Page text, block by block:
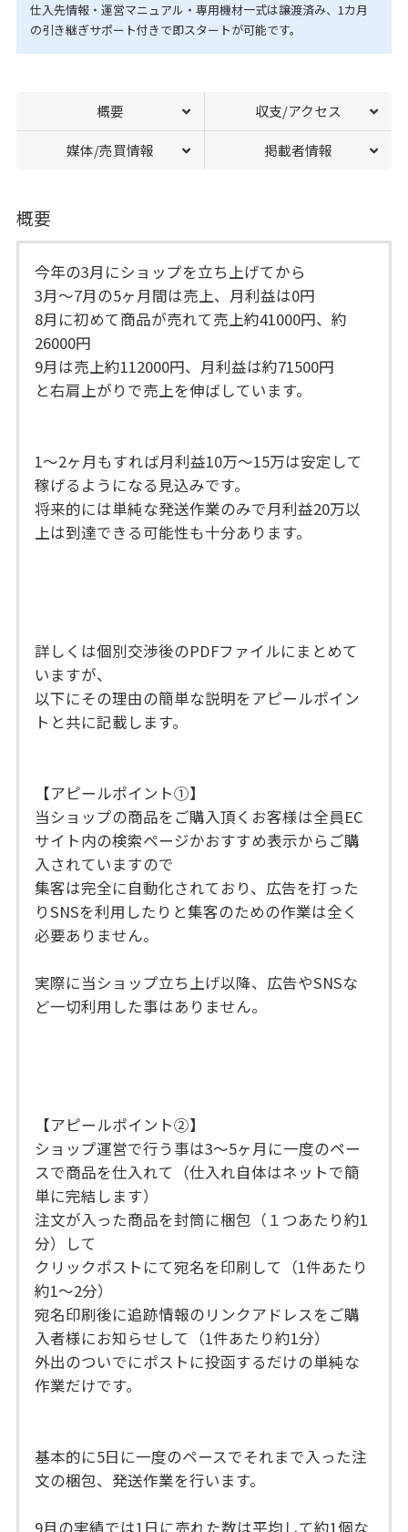
仕入先情報・運営マニュアル・専用機材一式は譲渡済み、1カ月
の引き継ぎサポート付きで即スタートが可能です。
概要 収支/アクセス
媒体/売買情報 掲載者情報
概要
今年の3月にショップを立ち上げてから
3月〜7月の5ヶ月間は売上、月利益は0円
8月に初めて商品が売れて売上約41000円、約
26000円
9月は売上約112000円、月利益は約71500円
と右肩上がりで売上を伸ばしています。
1〜2ヶ月もすれば月利益10万〜15万は安定して
稼げるようになる見込みです。
将来的には単純な発送作業のみで月利益20万以
上は到達できる可能性も十分あります。
詳しくは個別交渉後のPDFファイルにまとめて
いますが、
以下にその理由の簡単な説明をアピールポイン
トと共に記載します。
【アピールポイント①】
当ショップの商品をご購入頂くお客様は全員EC
サイト内の検索ページかおすすめ表示からご購
入されていますので
集客は完全に自動化されており、広告を打った
りSNSを利用したりと集客のための作業は全く
必要ありません。
実際に当ショップ立ち上げ以降、広告やSNSな
ど一切利用した事はありません。
【アピールポイント➁】
ショップ運営で行う事は3〜5ヶ月に一度のペー
スで商品を仕入れて（仕入れ自体はネットで簡
単に完結します）
注文が入った商品を封筒に梱包（１つあたり約1
分）して
クリックポストにて宛名を印刷して（1件あたり
約1〜2分）
宛名印刷後に追跡情報のリンクアドレスをご購
入者様にお知らせして（1件あたり約1分）
外出のついでにポストに投函するだけの単純な
作業だけです。
基本的に5日に一度のペースでそれまで入った注
文の梱包、発送作業を行います。
9月の実績では1日に売れた数は平均して約1個な